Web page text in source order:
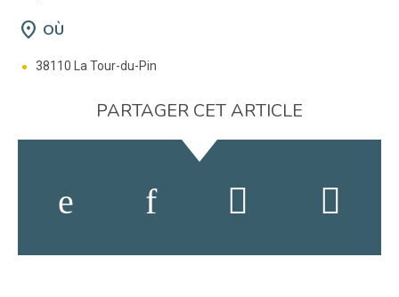
location_on OÙ
38110 La Tour-du-Pin
PARTAGER CET ARTICLE